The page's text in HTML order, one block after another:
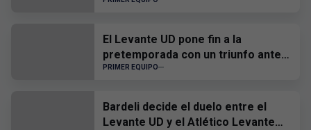
El Levante UD pone fin a la
pretemporada con un triunfo ante
el CD Castellón
PRIMER EQUIPO
Bardeli decide el duelo entre el
Levante UD y el Atlético Levante